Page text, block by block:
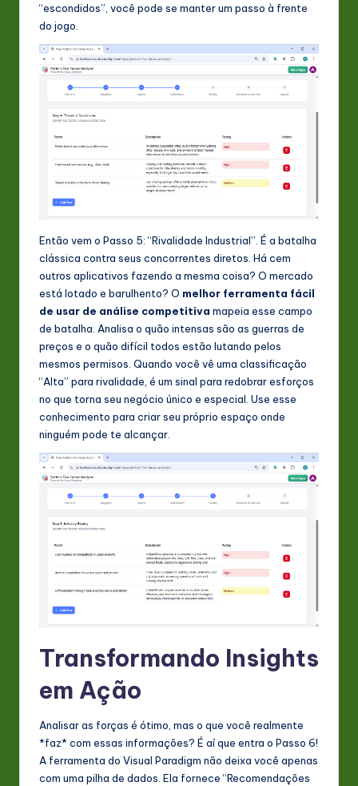
“escondidos”, você pode se manter um passo à frente
do jogo.
Então vem o Passo 5: “Rivalidade Industrial”. É a batalha
clássica contra seus concorrentes diretos. Há cem
outros aplicativos fazendo a mesma coisa? O mercado
está lotado e barulhento? O melhor ferramenta fácil
de usar de análise competitiva mapeia esse campo
de batalha. Analisa o quão intensas são as guerras de
preços e o quão difícil todos estão lutando pelos
mesmos permisos. Quando você vê uma classificação
“Alta” para rivalidade, é um sinal para redobrar esforços
no que torna seu negócio único e especial. Use esse
conhecimento para criar seu próprio espaço onde
ninguém pode te alcançar.
Transformando Insights
em Ação
Analisar as forças é ótimo, mas o que você realmente
*faz* com essas informações? É aí que entra o Passo 6!
A ferramenta do Visual Paradigm não deixa você apenas
com uma pilha de dados. Ela fornece “Recomendações